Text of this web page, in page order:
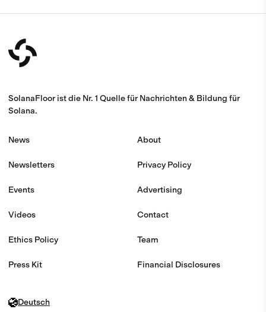
SolanaFloor ist die Nr. 1 Quelle für Nachrichten & Bildung für
Solana.
News
Newsletters
Events
Videos
Ethics Policy
Press Kit
About
Privacy Policy
Advertising
Contact
Team
Financial Disclosures
Deutsch